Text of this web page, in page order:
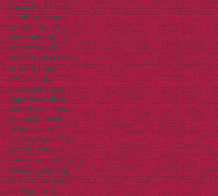
Paper Bag Mewah
Murah Paper bag
mewah murah
untuk kebutuhan
pacaking akan
menjadi daya tarik
tersendiri bagi
produk Anda.
Membuat paper
bag mewah bukan
berarti Anda harus
merogok kocek
terlalu dalam.
Tentunya jika Anda
membuatnya di
www.jualpaperbag.com.
Seperti paper bag
Azalia Ethnik, yang
kami produksi